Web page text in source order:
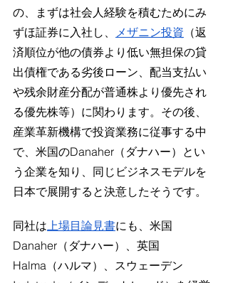
の、まずは社会人経験を積むためにみ
ずほ証券に入社し、
メザニン投資 （返
済順位が他の債券より低い無担保の貸
出債権である劣後ローン、配当支払い
や残余財産分配が普通株より優先され
る優先株等）に関わります。その後、
産業革新機構で投資業務に従事する中
で、米国のDanaher（ダナハー）とい
う企業を知り、同じビジネスモデルを
日本で展開すると決意したそうです。
同社は 上場目論見書にも、米国
Danaher（ダナハー）、英国
Halma（ハルマ）、スウェーデン